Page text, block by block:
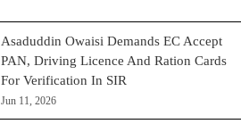
Asaduddin Owaisi Demands EC Accept
PAN, Driving Licence And Ration Cards
For Verification In SIR
Jun 11, 2026